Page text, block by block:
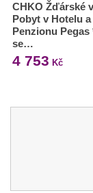
CHKO Žďárské
Pobyt v Hotelu a
Penzionu Pegas
se…
4 753 Kč